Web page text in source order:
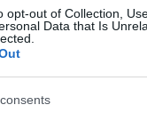
opt-out of Collection,
Data that Is
toneladas de
convertido en un
de amplia
situado en la